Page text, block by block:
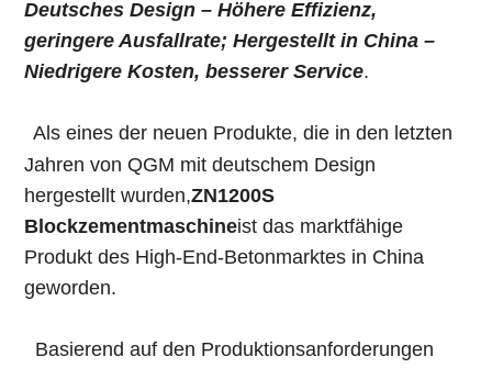
Deutsches Design – Höhere Effizienz,
geringere Ausfallrate; Hergestellt in China –
Niedrigere Kosten, besserer Service.
Als eines der neuen Produkte, die in den letzten
Jahren von QGM mit deutschem Design
hergestellt wurden,ZN1200S
Blockzementmaschineist das marktfähige
Produkt des High-End-Betonmarktes in China
geworden.
Basierend auf den Produktionsanforderungen